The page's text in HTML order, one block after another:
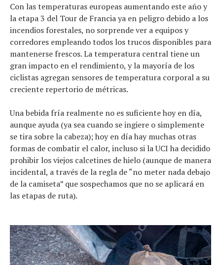
Con las temperaturas europeas aumentando este año y
la etapa 3 del Tour de Francia ya en peligro debido a los
incendios forestales, no sorprende ver a equipos y
corredores empleando todos los trucos disponibles para
mantenerse frescos. La temperatura central tiene un
gran impacto en el rendimiento, y la mayoría de los
ciclistas agregan sensores de temperatura corporal a su
creciente repertorio de métricas.
Una bebida fría realmente no es suficiente hoy en día,
aunque ayuda (ya sea cuando se ingiere o simplemente
se tira sobre la cabeza); hoy en día hay muchas otras
formas de combatir el calor, incluso si la UCI ha decidido
prohibir los viejos calcetines de hielo (aunque de manera
incidental, a través de la regla de “no meter nada debajo
de la camiseta” que sospechamos que no se aplicará en
las etapas de ruta).